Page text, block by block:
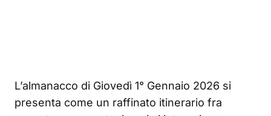
L’almanacco di Giovedì 1° Gennaio 2026 si
presenta come un raffinato itinerario fra